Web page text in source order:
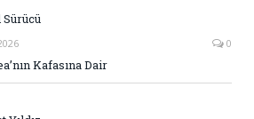
Sürücü
0
Kafasına Dair